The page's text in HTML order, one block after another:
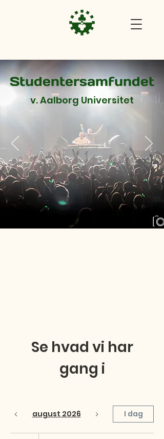
Studentersamfundet
v. Aalborg Universitet
Se hvad vi har
gang i
august 2026 I dag